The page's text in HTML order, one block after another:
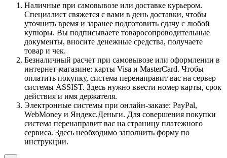
Наличные при самовывозе или доставке курьером.
Специалист свяжется с вами в день доставки, чтобы
уточнить время и заранее подготовить сдачу с любой
купюры. Вы подписываете товаросопроводительные
документы, вносите денежные средства, получаете
товар и чек.
Безналичный расчет при самовывозе или оформлении в
интернет-магазине: карты Visa и MasterCard. Чтобы
оплатить покупку, система перенаправит вас на сервер
системы ASSIST. Здесь нужно ввести номер карты, срок
действия и имя держателя.
Электронные системы при онлайн-заказе: PayPal,
WebMoney и Яндекс.Деньги. Для совершения покупки
система перенаправит вас на страницу платежного
сервиса. Здесь необходимо заполнить форму по
инструкции.